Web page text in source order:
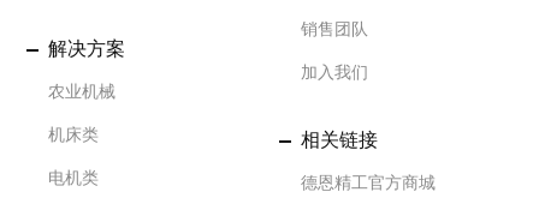
解决方案
农业机械
机床类
电机类
销售团队
加入我们
相关链接
德恩精工官方商城